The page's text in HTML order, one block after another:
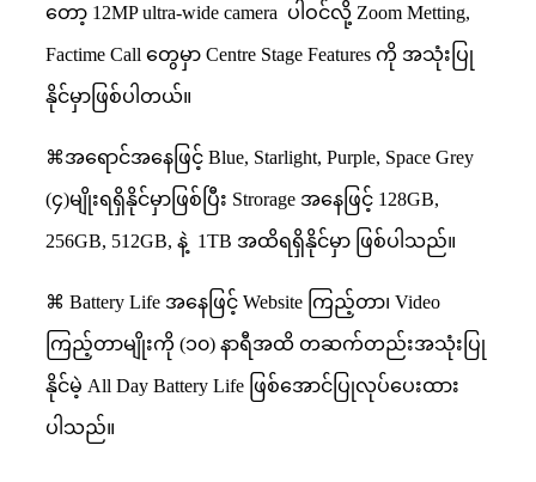
တော့ 12MP ultra-wide camera ပါဝင်လို့ Zoom Metting,
Factime Call တွေမှာ Centre Stage Features ကို အသုံးပြု
နိုင်မှာဖြစ်ပါတယ်။
⌘အရောင်အနေဖြင့် Blue, Starlight, Purple, Space Grey
(၄)မျိုးရရှိနိုင်မှာဖြစ်​ပြီး Strorage အနေဖြင့် 128GB,
256GB, 512GB, နဲ့ 1TB အထိရရှိနိုင်မှာ ဖြစ်ပါသည်။
⌘ Battery Life အနေဖြင့် Website ကြည့်တာ၊ Video
ကြည့်တာမျိုးကို (၁၀) နာရီအထိ တဆက်တည်းအသုံးပြု
နိုင်မဲ့ All Day Battery Life ဖြစ်အောင်ပြုလုပ်ပေးထား
ပါသည်။